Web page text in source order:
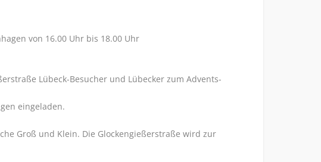
von 16.00 Uhr bis 18.00 Uhr
Lübeck-Besucher und Lübecker zum Advents-
eingeladen.
Groß und Klein. Die Glockengießerstraße wird zur